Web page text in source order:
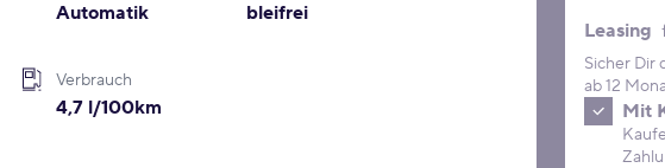
Leasing
Leasing
Sicher Dir
ab 12
Mit
Kaufe
Automatik bleifrei
Verbrauch
4,7 l/100km